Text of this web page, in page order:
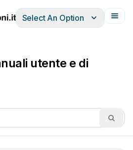
ItalianoFrançais
Select An Option
utente e di